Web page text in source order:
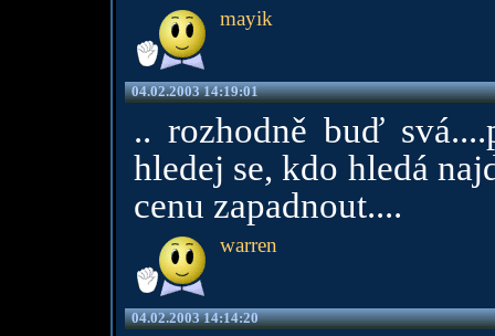
mayik
04.02.2003 14:19:01
.. rozhodně buď
hledej se, kdo hledá
cenu zapadnout....
warren
04.02.2003 14:14:20